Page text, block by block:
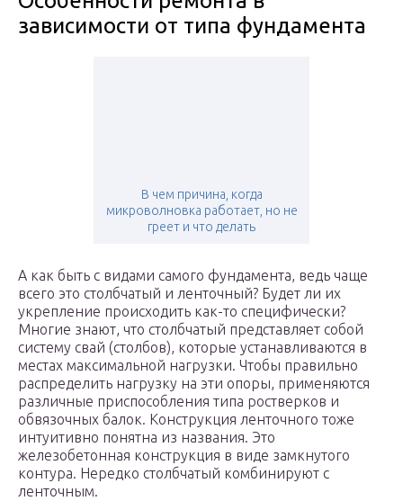
зависимости от типа фундамента
В чем причина, когда
микроволновка работает, но не
греет и что делать
А как быть с видами самого фундамента, ведь чаще
всего это столбчатый и ленточный? Будет ли их
укрепление происходить как-то специфически?
Многие знают, что столбчатый представляет собой
систему свай (столбов), которые устанавливаются в
местах максимальной нагрузки. Чтобы правильно
распределить нагрузку на эти опоры, применяются
различные приспособления типа ростверков и
обвязочных балок. Конструкция ленточного тоже
интуитивно понятна из названия. Это
железобетонная конструкция в виде замкнутого
контура. Нередко столбчатый комбинируют с
ленточным.